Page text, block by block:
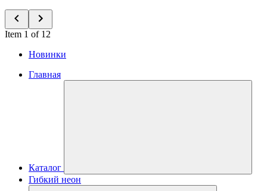
Item 1 of 12
Новинки
Главная
Каталог
Гибкий неон